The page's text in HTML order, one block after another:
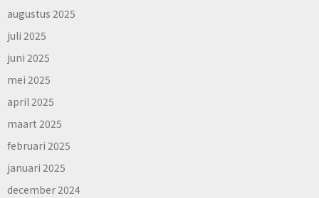
augustus 2025
juli 2025
juni 2025
mei 2025
april 2025
maart 2025
februari 2025
januari 2025
december 2024